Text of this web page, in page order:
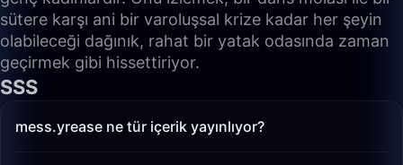
sütere karşı ani bir varoluşsal krize kadar her şeyin
olabileceği dağınık, rahat bir yatak odasında zaman
geçirmek gibi hissettiriyor.
SSS
mess.yrease ne tür içerik yayınlıyor?